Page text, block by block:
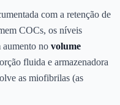
com a retenção de
COCs, os níveis
aumento no volume
fluida e armazenadora
as miofibrilas (as